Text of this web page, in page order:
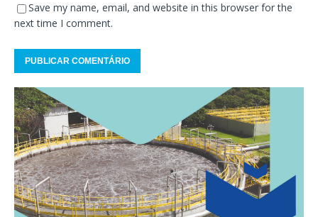
Save my name, email, and website in this browser for the
next time I comment.